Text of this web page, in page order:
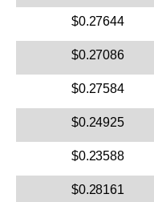
$0.27644
$0.27086
$0.27584
$0.24925
$0.23588
$0.28161